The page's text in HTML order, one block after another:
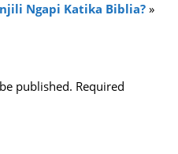
Ngapi Katika Biblia? »
published. Required